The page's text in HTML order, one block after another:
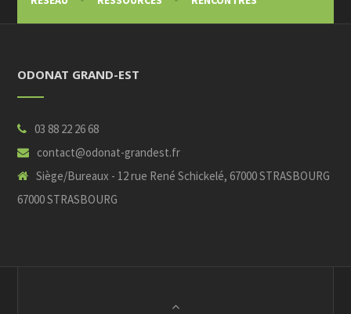
ODONAT GRAND-EST
03 88 22 26 68
contact@odonat-grandest.fr
Siège/Bureaux - 12 rue René Schickelé, 67000 STRASBOURG
67000 STRASBOURG